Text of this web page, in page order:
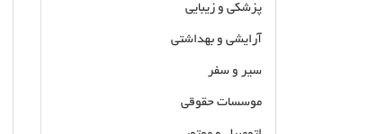
پزشکی و زیبایی
آرایشی و بهداشتی
سیر و سفر
موسسات حقوقی